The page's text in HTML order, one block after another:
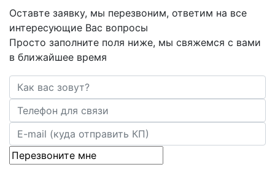
Оставте заявку, мы перезвоним, ответим на все
интересующие Вас вопросы
Просто заполните поля ниже, мы свяжемся с вами
в ближайшее время